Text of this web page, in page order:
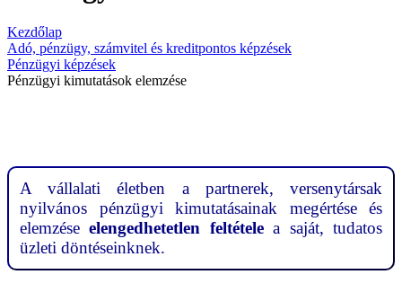
Kezdőlap
Adó, pénzügy, számvitel és kreditpontos képzések
Pénzügyi képzések
Pénzügyi kimutatások elemzése
A vállalati életben a partnerek, versenytársak
nyilvános pénzügyi kimutatásainak megértése és
elemzéseelengedhetetlen feltételea saját, tudatos
üzleti döntéseinknek.